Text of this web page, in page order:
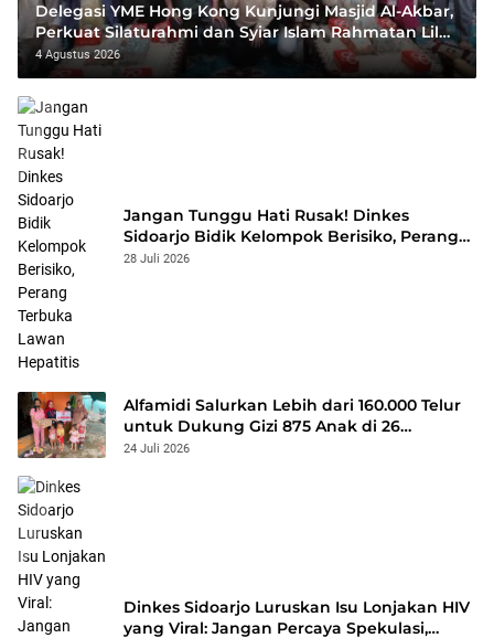
Delegasi YME Hong Kong Kunjungi Masjid Al-Akbar,
Perkuat Silaturahmi dan Syiar Islam Rahmatan Lil
‘Alamin
4 Agustus 2026
Jangan Tunggu Hati Rusak! Dinkes
Sidoarjo Bidik Kelompok Berisiko, Perang
Terbuka Lawan Hepatitis
28 Juli 2026
Alfamidi Salurkan Lebih dari 160.000 Telur
untuk Dukung Gizi 875 Anak di 26
Kabupaten/Kota
24 Juli 2026
Dinkes Sidoarjo Luruskan Isu Lonjakan HIV
yang Viral: Jangan Percaya Spekulasi,